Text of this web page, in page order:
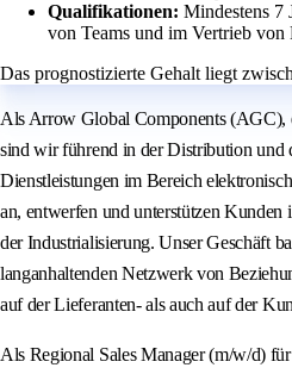
Qualifikationen: Mindestens 7
von Teams und im Vertrieb
Das prognostizierte Gehalt liegt
Als Arrow Global Components (AGC),
sind wir führend in der Distribution und
Dienstleistungen im Bereich
an, entwerfen und unterstützen Kunden
der Industrialisierung. Unser Geschäft
langanhaltenden Netzwerk von
auf der Lieferanten- als auch auf der
Als Regional Sales Manager (m/w/d)